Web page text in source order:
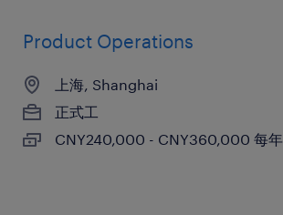
Product Operations
上海, Shanghai
正式工
CNY240,000 - CNY360,000 每年